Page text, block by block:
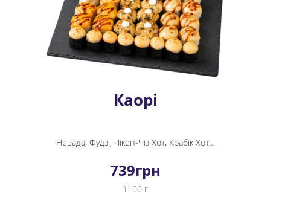
Каорі
Невада, Фудзі, Чікен-Чіз Хот, Крабік Хот міні рол
739грн
1100 г